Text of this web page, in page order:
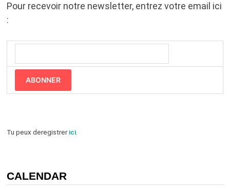
Pour recevoir notre newsletter, entrez votre email ici
:
ABONNER
Tu peux deregistrerici.
CALENDAR